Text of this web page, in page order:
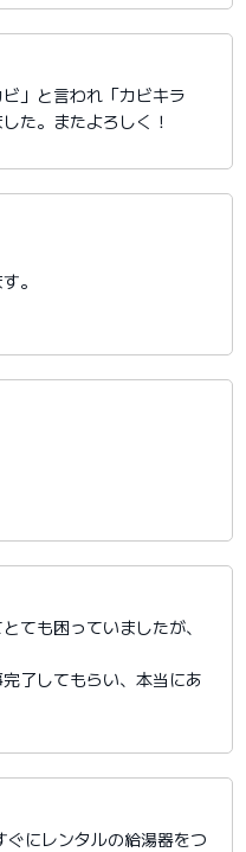
」と言われ「カビキラ
た。またよろしく！
。
ても困っていましたが、
了してもらい、本当にあ
にレンタルの給湯器をつ